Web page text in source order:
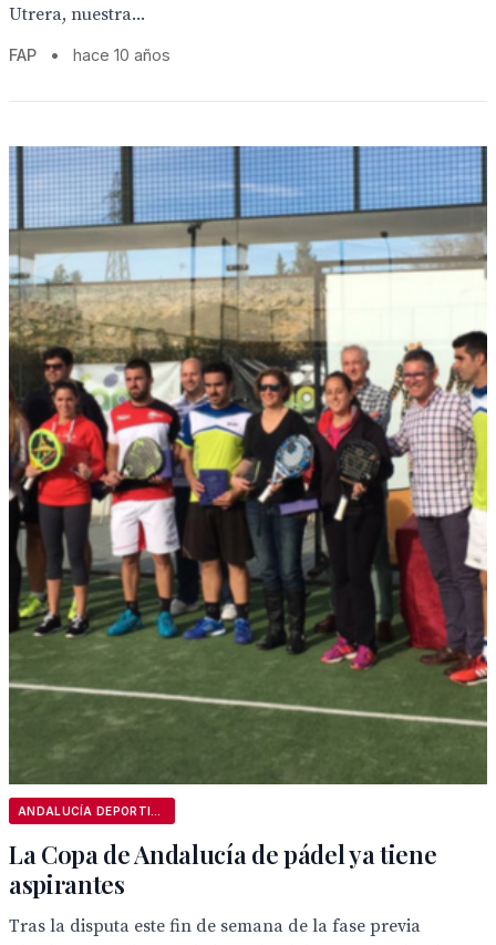
Utrera, nuestra...
FAP • hace 10 años
La Copa de Andalucía de pádel ya tiene
aspirantes
Tras la disputa este fin de semana de la fase previa